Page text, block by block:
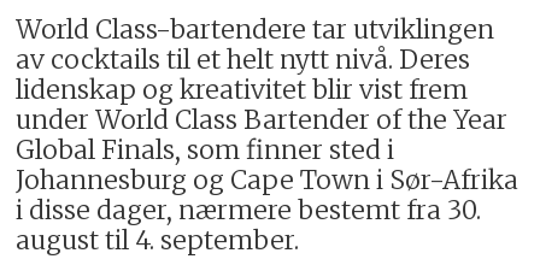
World Class-bartendere tar utviklingen
av cocktails til et helt nytt nivå. Deres
lidenskap og kreativitet blir vist frem
under World Class Bartender of the Year
Global Finals, som finner sted i
Johannesburg og Cape Town i Sør-Afrika
i disse dager, nærmere bestemt fra 30.
august til 4. september.